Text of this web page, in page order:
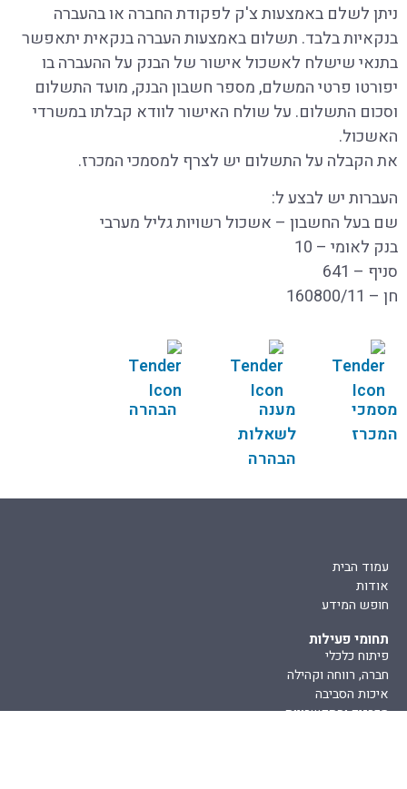
ניתן לשלם באמצעות צ'ק לפקודת החברה או בהעברה
בנקאיות בלבד. תשלום באמצעות העברה בנקאית יתאפשר
בתנאי שישלח לאשכול אישור של הבנק על ההעברה בו
יפורטו פרטי המשלם, מספר חשבון הבנק, מועד התשלום
וסכום התשלום. על שולח האישור לוודא קבלתו במשרדי
האשכול.
את הקבלה על התשלום יש לצרף למסמכי המכרז.
העברות יש לבצע ל:
שם בעל החשבון – אשכול רשויות גליל מערבי
בנק לאומי – 10
סניף – 641
חן – 160800/11
מסמכי
המכרז
מענה
לשאלות
הבהרה
הבהרה
עמוד הבית
אודות
חופש המידע
תחומי פעילות
פיתוח כלכלי
חברה, רווחה וקהילה
איכות הסביבה
מכרזים והתקשרויות